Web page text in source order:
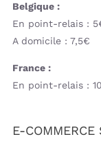
Belgique :
En point-relais :
A domicile : 7,5€
France :
En point-relais :
E-COMMERCE